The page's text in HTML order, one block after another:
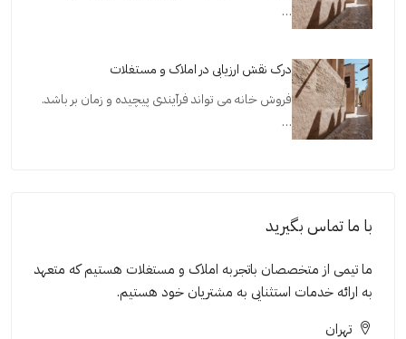
…
درک نقش ارزیابی در املاک و مستغلات
فروش خانه می تواند فرآیندی پیچیده و زمان بر باشد.
…
با ما تماس بگیرید
ما تیمی از متخصصان باتجربه املاک و مستغلات هستیم که متعهد
به ارائه خدمات استثنایی به مشتریان خود هستیم.
تهران